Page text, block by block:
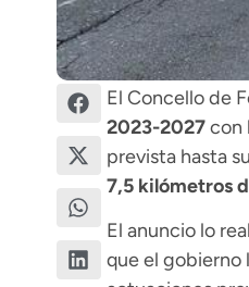
El Concello de
2023-2027con
prevista hasta
7,5 kilómetros
El anuncio lo
que el gobierno